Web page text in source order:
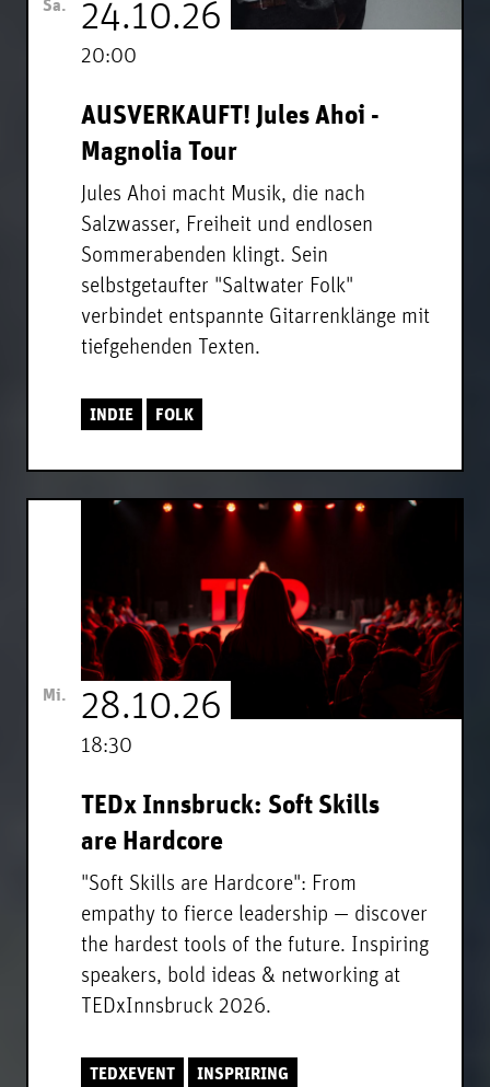
Sa. 24.10.26
20:00
AUSVERKAUFT! Jules Ahoi -
Magnolia Tour
Jules Ahoi macht Musik, die nach
Salzwasser, Freiheit und endlosen
Sommerabenden klingt. Sein
selbstgetaufter "Saltwater Folk"
verbindet entspannte Gitarrenklänge mit
tiefgehenden Texten.
INDIE FOLK
Mi. 28.10.26
18:30
TEDx Innsbruck: Soft Skills
are Hardcore
"Soft Skills are Hardcore": From
empathy to fierce leadership — discover
the hardest tools of the future. Inspiring
speakers, bold ideas & networking at
TEDxInnsbruck 2026.
TEDXEVENT
INSPRIRING